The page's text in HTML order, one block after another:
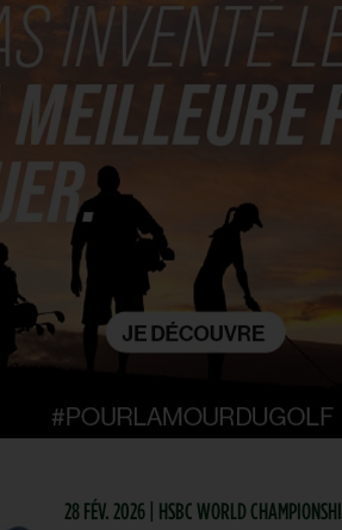
28 FÉV. 2026 | HSBC WORLD